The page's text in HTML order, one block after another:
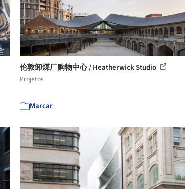
伦敦卸煤厂购物中心 / Heatherwick Studio
Projetos
Marcar